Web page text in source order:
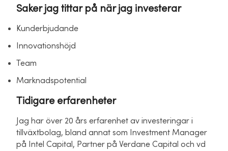
Saker jag tittar på när jag investerar
Kunderbjudande
Innovationshöjd
Team
Marknadspotential
Tidigare erfarenheter
Jag har över 20 års erfarenhet av investeringar i
tillväxtbolag, bland annat som Investment Manager
på Intel Capital, Partner på Verdane Capital och vd